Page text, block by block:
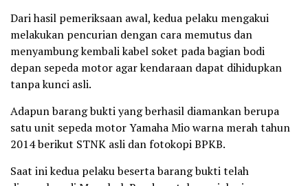
Dari hasil pemeriksaan awal, kedua pelaku mengakui
melakukan pencurian dengan cara memutus dan
menyambung kembali kabel soket pada bagian bodi
depan sepeda motor agar kendaraan dapat dihidupkan
tanpa kunci asli.
Adapun barang bukti yang berhasil diamankan berupa
satu unit sepeda motor Yamaha Mio warna merah tahun
2014 berikut STNK asli dan fotokopi BPKB.
Saat ini kedua pelaku beserta barang bukti telah